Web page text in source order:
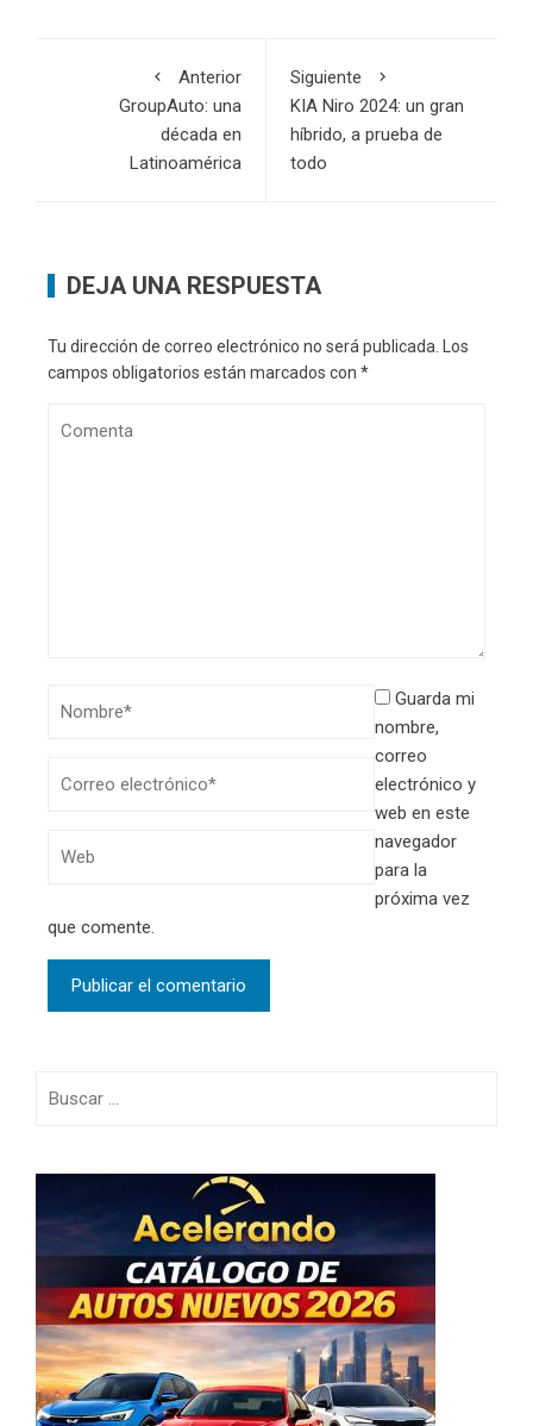
Anterior
GroupAuto: una
década en
Latinoamérica
Siguiente
KIA Niro 2024: un gran
híbrido, a prueba de
todo
DEJA UNA RESPUESTA
Tu dirección de correo electrónico no será publicada. Los
campos obligatorios están marcados con *
Guarda mi
nombre,
correo
electrónico y
web en este
navegador
para la
próxima vez
que comente.